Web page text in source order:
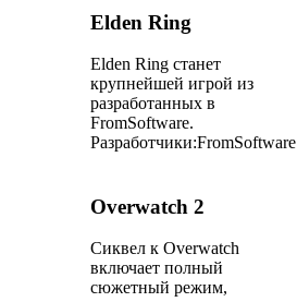
Elden Ring
Elden Ring станет
крупнейшей игрой из
разработанных в
FromSoftware.
Разработчики:FromSoftware
Overwatch 2
Сиквел к Overwatch
включает полный
сюжетный режим,